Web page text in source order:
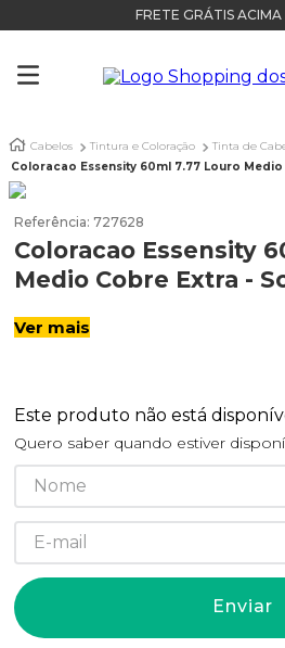
FRETE GRÁTIS ACIMA
Cabelos Tintura e Coloração
Tinta de
Coloracao Essensity 60ml 7.77 Louro
Referência: 727628
Coloracao Essensity
Medio Cobre Extra -
Ver mais
Este produto não está
Quero saber quando estiver
Enviar